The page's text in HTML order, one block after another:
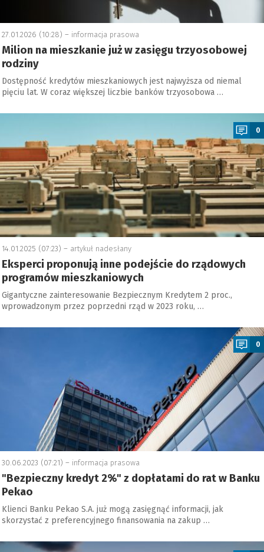
27.01.2026 (10:28) – informacja prasowa
Milion na mieszkanie już w zasięgu trzyosobowej
rodziny
Dostępność kredytów mieszkaniowych jest najwyższa od niemal
pięciu lat. W coraz większej liczbie banków trzyosobowa …
0
14.01.2025 (07:23) – artykuł nadesłany
Eksperci proponują inne podejście do rządowych
programów mieszkaniowych
Gigantyczne zainteresowanie Bezpiecznym Kredytem 2 proc.,
wprowadzonym przez poprzedni rząd w 2023 roku, …
0
30.06.2023 (07:21) – informacja prasowa
"Bezpieczny kredyt 2%" z dopłatami do rat w Banku
Pekao
Klienci Banku Pekao S.A. już mogą zasięgnąć informacji, jak
skorzystać z preferencyjnego finansowania na zakup …